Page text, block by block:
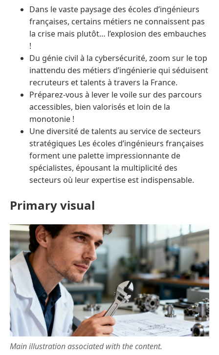
Dans le vaste paysage des écoles d’ingénieurs
françaises, certains métiers ne connaissent pas
la crise mais plutôt… l’explosion des embauches
!
Du génie civil à la cybersécurité, zoom sur le top
inattendu des métiers d’ingénierie qui séduisent
recruteurs et talents à travers la France.
Préparez-vous à lever le voile sur des parcours
accessibles, bien valorisés et loin de la
monotonie !
Une diversité de talents au service de secteurs
stratégiques Les écoles d’ingénieurs françaises
forment une palette impressionnante de
spécialistes, épousant la multiplicité des
secteurs où leur expertise est indispensable.
Primary visual
Main illustration associated with the content.